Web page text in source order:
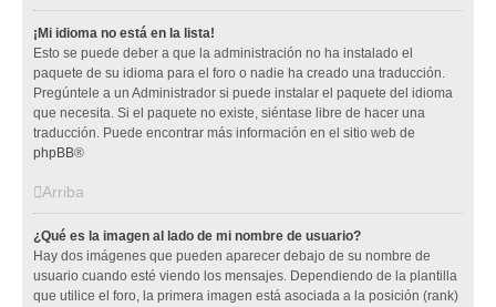
¡Mi idioma no está en la lista!
Esto se puede deber a que la administración no ha instalado el
paquete de su idioma para el foro o nadie ha creado una traducción.
Pregúntele a un Administrador si puede instalar el paquete del idioma
que necesita. Si el paquete no existe, siéntase libre de hacer una
traducción. Puede encontrar más información en el sitio web de
phpBB®
Arriba
¿Qué es la imagen al lado de mi nombre de usuario?
Hay dos imágenes que pueden aparecer debajo de su nombre de
usuario cuando esté viendo los mensajes. Dependiendo de la plantilla
que utilice el foro, la primera imagen está asociada a la posición (rank)